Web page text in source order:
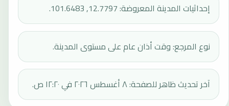
إحداثيات المدينة المعروضة: 12.7797, 101.6483.
نوع المرجع: وقت أذان عام على مستوى المدينة.
آخر تحديث ظاهر للصفحة: ٨ أغسطس ٢٠٢٦ في ١٢:٢٠ ص.